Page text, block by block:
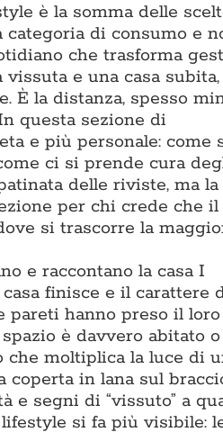
è la somma delle
di consumo e
che trasforma
e una casa
È la distanza, spesso
questa sezione di
e più personale: come
ci si prende cura
delle riviste, ma
per chi crede che il
si trascorre la
e raccontano la casa I
finisce e il carattere
pareti hanno preso il
è davvero abitato o
che moltiplica la luce di
coperta in lana sul
e segni di “vissuto” a
si fa più visibile: